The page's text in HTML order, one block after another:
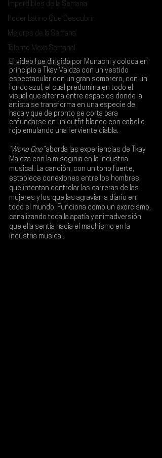
Imperdibles de la Semana
Poder Latino Que Descubrir
Mejores de la Semana
Talento Mexa Semanal
Álbumes de la Semana
El video fue dirigido por Munachi y coloca en
principio a Tkay Maidza con un vestido
espectacular con un gran sombrero, con un
fondo azul, el cual predomina en todo el
visual que alterna entre espacios donde la
artista se transforma en una especie de
hada y que de pronto se corta para
enfundarse en un outfit blanco con cabello
rojo emulando una ferviente diabla.
“Wone One” aborda las experiencias de Tkay
Maidza con la misoginia en la industria
musical. La canción, con un tono fuerte,
establece conexiones entre los hombres
que intentan controlar las carreras de las
mujeres y los que las agravian a diario en
todo el mundo. Funciona como un exorcismo,
canalizando toda la apatía y animadversión
que ella sentía hacia el machismo en la
industria musical.